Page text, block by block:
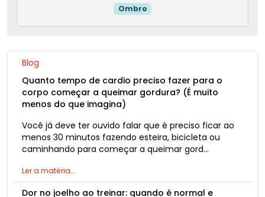
Ombro
Blog
Quanto tempo de cardio preciso fazer para o
corpo começar a queimar gordura? (É muito
menos do que imagina)
Você já deve ter ouvido falar que é preciso ficar ao
menos 30 minutos fazendo esteira, bicicleta ou
caminhando para começar a queimar gord…
Ler a matéria...
Dor no joelho ao treinar: quando é normal e